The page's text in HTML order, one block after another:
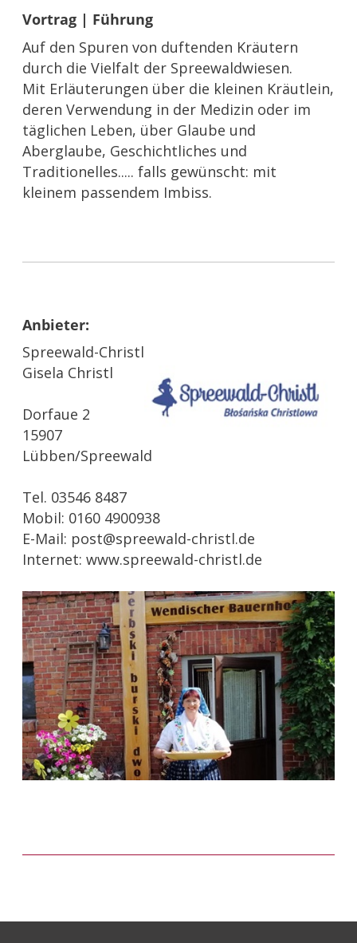
Vortrag | Führung
Auf den Spuren von duftenden Kräutern
durch die Vielfalt der Spreewaldwiesen.
Mit Erläuterungen über die kleinen Kräutlein,
deren Verwendung in der Medizin oder im
täglichen Leben, über Glaube und
Aberglaube, Geschichtliches und
Traditionelles..... falls gewünscht: mit
kleinem passendem Imbiss.
Anbieter:
Spreewald-Christl
Gisela Christl
Dorfaue 2
15907
Lübben/Spreewald
Tel. 03546 8487
Mobil: 0160 4900938
E-Mail: post@spreewald-christl.de
Internet: www.spreewald-christl.de